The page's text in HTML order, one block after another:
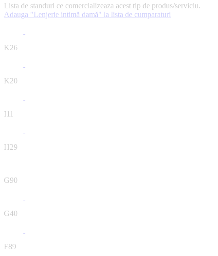
Lista de standuri ce comercializeaza acest tip de produs/serviciu.
Adauga "Lenjerie intimă damă" la lista de cumparaturi
K26
K20
I11
H29
G90
G40
F89